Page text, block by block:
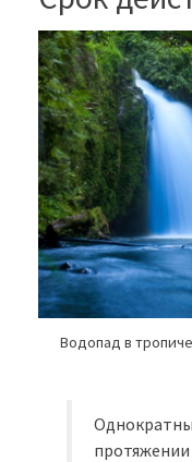
Водопад в